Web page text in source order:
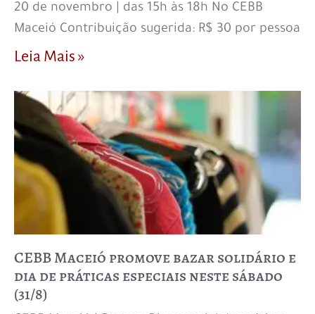
20 de novembro | das 15h às 18h No CEBB
Maceió Contribuição sugerida: R$ 30 por pessoa
Leia Mais »
CEBB Maceió promove bazar solidário e
dia de práticas especiais neste sábado
(31/8)